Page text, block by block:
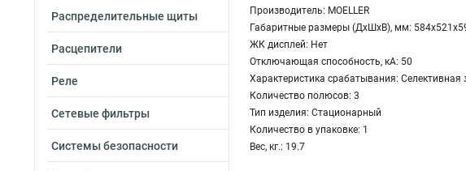
Распределительные щиты
Расцепители
Реле
Сетевые фильтры
Системы безопасности
Производитель: MOELLER
Габаритные размеры (ДхШхВ), мм:
ЖК дисплей: Нет
Отключающая способность, кА: 50
Характеристика срабатывания: Селективная
Количество полюсов: 3
Тип изделия: Стационарный
Количество в упаковке: 1
Вес, кг.: 19.7